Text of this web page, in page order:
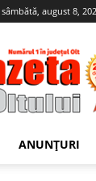
sâmbătă, august 8,
Gazeta
Oltului
ANUNȚURI